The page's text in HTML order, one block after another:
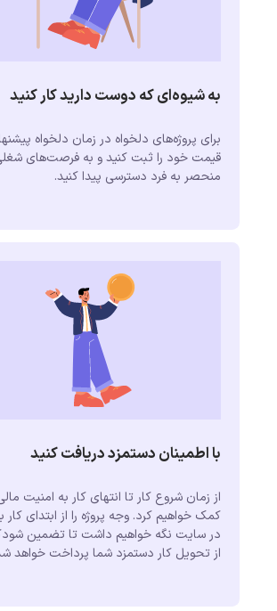
به شیوه‌ای که دوست دارید کار کنید
برای پروژه‌های دلخواه در زمان دلخواه
قیمت خود را ثبت کنید و به فرصت‌های
منحصر به فرد دسترسی پیدا کنید.
با اطمینان دستمزد دریافت کنید
از زمان شروع کار تا انتهای کار به امنیت
کمک خواهیم کرد. وجه پروژه را از ابتدای کار
در سایت نگه خواهیم داشت تا تضمین
از تحویل کار دستمزد شما پرداخت خواهد